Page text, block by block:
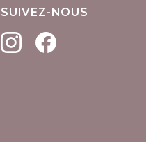
SUIVEZ-NOUS